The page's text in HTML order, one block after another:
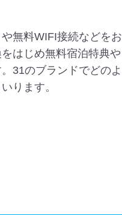
無料WIFI接続などをお
はじめ無料宿泊特典や
31のブランドでどのよ
ります。